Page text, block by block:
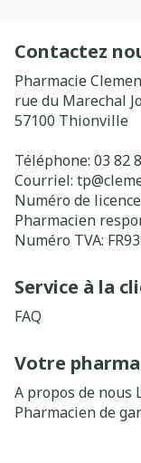
Contactez
Pharmacie
rue du Marechal
57100 Thionville
Téléphone: 03 82
Courriel: tp@
Numéro de
Pharmacien
Numéro TVA:
Service à la
FAQ
Votre
A propos de nous
Pharmacien de